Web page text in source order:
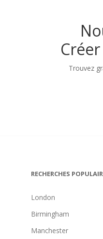
Trouvez
RECHERCHES
London
Birmingham
Manchester